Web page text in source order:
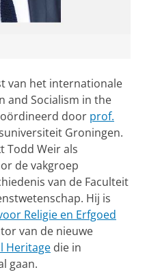
van het internationale
and Socialism in the
door prof.
Groningen.
Todd Weir als
de vakgroep
van de Faculteit
Hij is
Religie en Erfgoed
van de nieuwe
Heritage die in
gaan.